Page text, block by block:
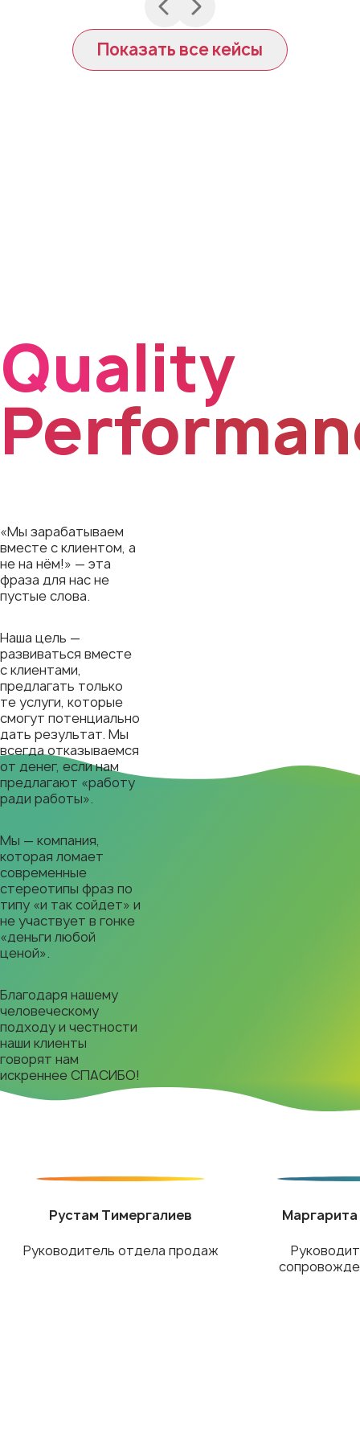
Показать все кейсы
Quality
«Мы зарабатываем
вместе с клиентом, а
не на нём!» — эта
фраза для нас не
пустые слова.
Наша цель —
развиваться вместе
с клиентами,
предлагать только
те услуги, которые
смогут потенциально
дать результат. Мы
всегда отказываемся
от денег, если нам
предлагают «работу
ради работы».
Мы — компания,
которая ломает
современные
стереотипы фраз по
типу «и так сойдет» и
не участвует в гонке
«деньги любой
ценой».
Благодаря нашему
человеческому
подходу и честности
наши клиенты
говорят нам
искреннее СПАСИБО!
Рустам Тимергалиев
Руководитель отдела продаж